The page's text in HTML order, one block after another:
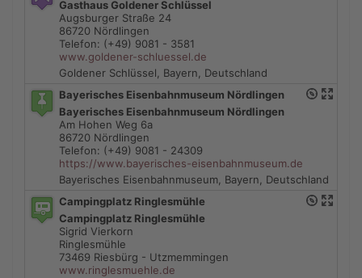
Gasthaus Goldener Schlüssel
Augsburger Straße 24
86720 Nördlingen
Telefon: (+49) 9081 - 3581
www.goldener-schluessel.de
Goldener Schlüssel, Bayern, Deutschland
Bayerisches Eisenbahnmuseum Nördlingen
Bayerisches Eisenbahnmuseum Nördlingen
Am Hohen Weg 6a
86720 Nördlingen
Telefon: (+49) 9081 - 24309
https://www.bayerisches-eisenbahnmuseum.de
Bayerisches Eisenbahnmuseum, Bayern, Deutschland
Campingplatz Ringlesmühle
Campingplatz Ringlesmühle
Sigrid Vierkorn
Ringlesmühle
73469 Riesbürg - Utzmemmingen
www.ringlesmuehle.de